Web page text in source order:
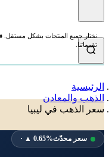
نختار جميع المنتجات بشكل مستقل.
تقييماتنا.
الرئيسية
الذهب والمعادن
سعر الذهب في ليبيا
سعر محدّث· ▲ 0.65%